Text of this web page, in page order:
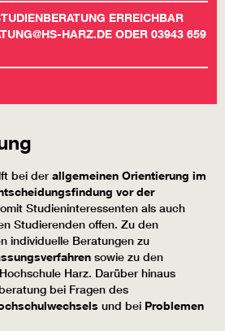
ERREICHBAR
HARZ.DE ODER 03943 659
bei der allgemeinen Orientierung im
vor der
Studieninteressenten als auch
Studierenden offen. Zu den
individuelle Beratungen zu
sowie zu den
Harz. Darüber hinaus
bei Fragen des
und bei Problemen